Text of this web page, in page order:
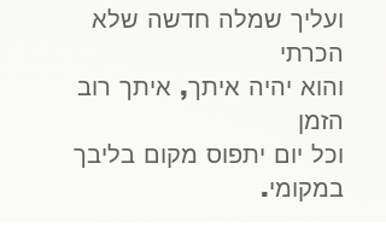
ועליך שמלה חדשה שלא
הכרתי
והוא יהיה איתך, איתך רוב
הזמן
וכל יום יתפוס מקום בליבך
במקומי.